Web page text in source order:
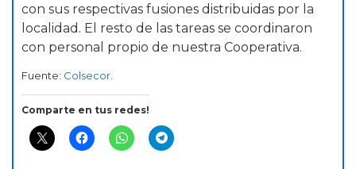
con sus respectivas fusiones distribuidas por la
localidad. El resto de las tareas se coordinaron
con personal propio de nuestra Cooperativa.
Fuente: Colsecor
Comparte en tus redes!